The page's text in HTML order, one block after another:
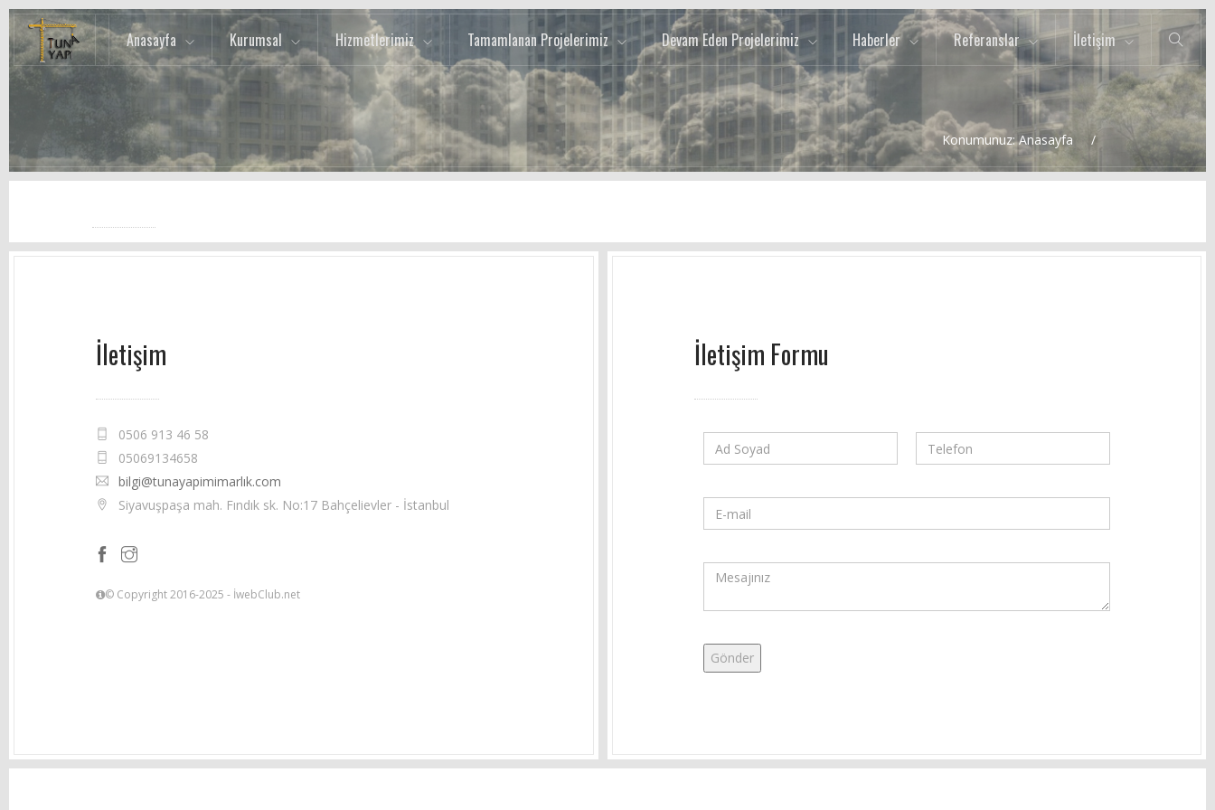
Anasayfa Kurumsal Hizmetlerimiz Tamamlanan Projelerimiz Devam Eden Projelerimiz Haberler Referanslar İletişim
Konumunuz:Anasayfa
İletişim
0506 913 46 58
05069134658
bilgi@tunayapimimarlık.com
Siyavuşpaşa mah. Fındık sk. No:17 Bahçelievler - İstanbul
© Copyright 2016-2025 - İwebClub.net
İletişim Formu